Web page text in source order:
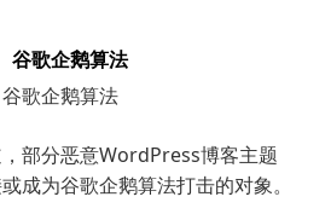
谷歌企鹅算法
部分恶意WordPress博客主题
成为谷歌企鹅算法打击的对象。